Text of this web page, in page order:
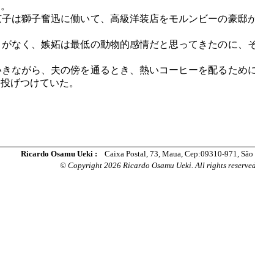
は獅子奮迅に働いて、高級洋装店をモルンビーの豪邸
なく、嫉妬は最低の動物的感情だと思ってきたのに
ながら、夫の傍を通るとき、熱いコーヒーを配るた
げつけていた。
Ricardo Osamu Ueki :
Caixa Postal, 73, Maua, Cep:09310-971,
© Copyright 2026 Ricardo Osamu Ueki. All rights